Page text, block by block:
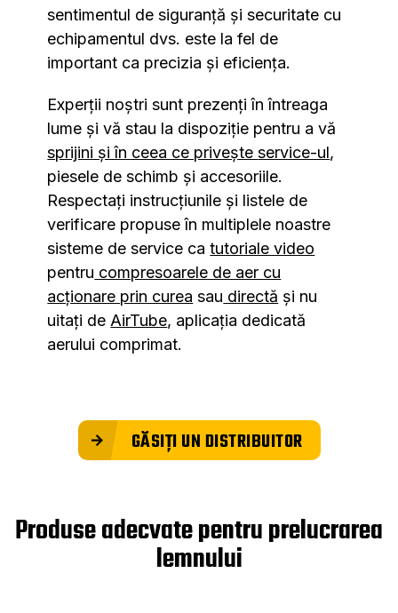
sentimentul de siguranță și securitate cu
echipamentul dvs. este la fel de
important ca precizia și eficiența.
Experții noștri sunt prezenți în întreaga
lume și vă stau la dispoziție pentru a vă
sprijini și în ceea ce priveșteservice-ul,
piesele de schimb și accesoriile.
Respectați instrucțiunile și listele de
verificare propuse în multiplele noastre
sisteme de service catutoriale video
pentru compresoarele de aer cu
acționare prin curea sau directă și nu
uitați de AirTube, aplicația dedicată
aerului comprimat.
GĂSIȚI UN DISTRIBUITOR
Produse adecvate pentru prelucrarea
lemnului